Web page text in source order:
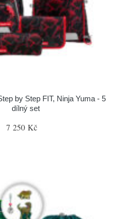
by Step FIT, Ninja Yuma - 5
dílný set
7 250 Kč